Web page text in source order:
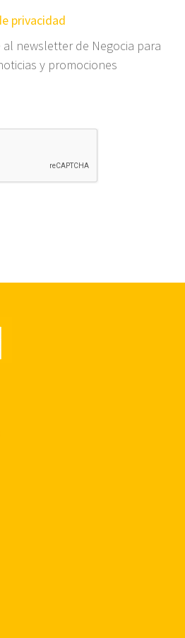
privacidad
newsletter de Negocia para
y promociones